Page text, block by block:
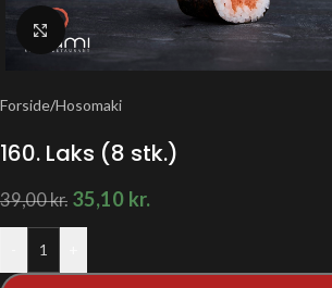
Klik for at forstørre
Forside/Hosomaki
160. Laks (8 stk.)
39,00kr. 35,10 kr.